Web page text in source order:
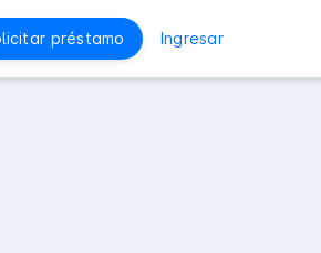
préstamo Ingresar